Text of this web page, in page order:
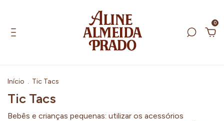
0
Início . Tic Tacs
Tic Tacs
Bebês e crianças pequenas: utilizar os acessórios